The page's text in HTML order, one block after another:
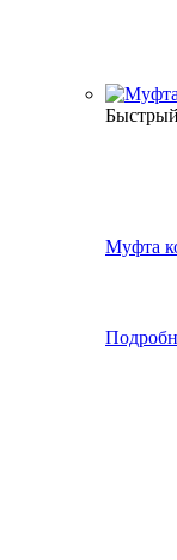
Муфта